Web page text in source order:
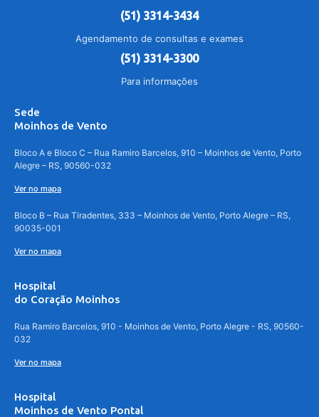
(51) 3314-3434
Agendamento de consultas e exames
(51) 3314-3300
Para informações
Sede
Moinhos de Vento
Bloco A e Bloco C – Rua Ramiro Barcelos, 910 – Moinhos de Vento, Porto
Alegre – RS, 90560-032
Ver no mapa
Bloco B – Rua Tiradentes, 333 – Moinhos de Vento, Porto Alegre – RS,
90035-001
Ver no mapa
Hospital
do Coração Moinhos
Rua Ramiro Barcelos, 910 - Moinhos de Vento, Porto Alegre - RS, 90560-
032
Ver no mapa
Hospital
Moinhos de Vento Pontal